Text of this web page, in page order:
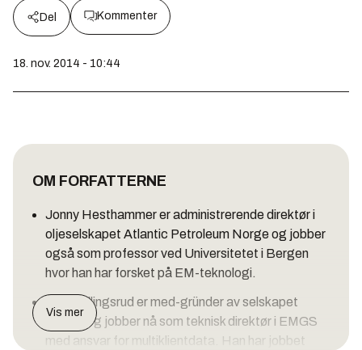
Del Kommenter
18. nov. 2014 - 10:44
OM FORFATTERNE
Jonny Hesthammer er administrerende direktør i
oljeselskapet Atlantic Petroleum Norge og jobber
også som professor ved Universitetet i Bergen
hvor han har forsket på EM-teknologi.
Svein Ellingsrud er med-gründer av selskapet
EMGS og jobber nå som teknisk direktør i EMGS
med ansvar for multiklientdata. Han har jobbet
Vis mer